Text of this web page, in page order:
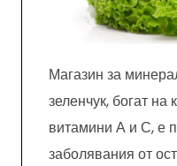
Магазин за
зеленчук, богат
витамини А и С, е
заболявания от